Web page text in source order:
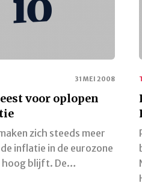
31 MEI 2008
voor oplopen
zich steeds meer
inflatie in de eurozone
hoog blijft. De…